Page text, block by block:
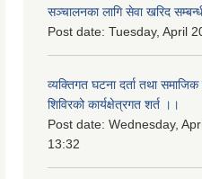
सञ्चालनका लागि सेवा खरिद
Post date: Tuesday, April
व्यक्तिगत घटना दर्ता तथा समाजिक
शिविरको कार्यक्षेत्रगत शर्त ।।
Post date: Wednesday,
13:32